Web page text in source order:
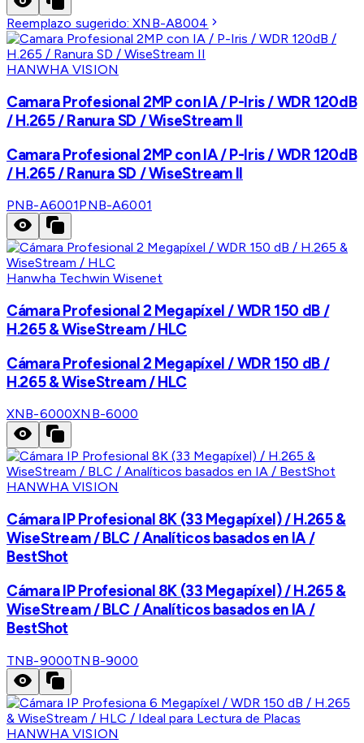
Reemplazo sugerido:XNB-A8004
HANWHA VISION
Camara Profesional 2MP con IA / P-Iris / WDR 120dB
/ H.265 / Ranura SD / WiseStream II
Camara Profesional 2MP con IA / P-Iris / WDR 120dB
/ H.265 / Ranura SD / WiseStream II
PNB-A6001PNB-A6001
Hanwha Techwin Wisenet
Cámara Profesional 2 Megapíxel / WDR 150 dB /
H.265 & WiseStream / HLC
Cámara Profesional 2 Megapíxel / WDR 150 dB /
H.265 & WiseStream / HLC
XNB-6000XNB-6000
HANWHA VISION
Cámara IP Profesional 8K (33 Megapíxel) / H.265 &
WiseStream / BLC / Analíticos basados en IA /
BestShot
Cámara IP Profesional 8K (33 Megapíxel) / H.265 &
WiseStream / BLC / Analíticos basados en IA /
BestShot
TNB-9000TNB-9000
HANWHA VISION